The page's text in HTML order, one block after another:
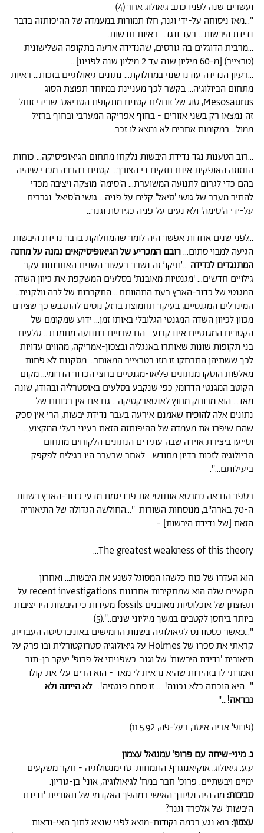
ועשרים שנה לפניו כתב גיאולוג אחר:(4)
"...מאז ניסוחה על-ידי וגנר, חלו תמורות במעמדה של ההיפותזה בדבר
נדידת היבשות... בעד ונגד... ראיות חדשות...
...מרבית הדוגלים בה גורסים, שהנדידה ארעה בתקופה השלישונית
(טרצייר) [מ-60 מיליון שנה עד 2 מיליון שנה לפנינו]...
...רעיון הנדידה עודנו שנוי במחלוקת... נתונים גיאולוגיים בזכות... ראיות
מתחום הביולוגיה... בקשר לכך מעניינת במיוחד תפוצת הסוג
Mesosaurus, סוג של זוחלים קטנים מתקופת הטריאס. שרידי זוחל
זה נמצאו רק בשני אזורים - בחוף אפריקה המערבי ובחוף ברזיל
ממול... במקומות אחרים לא נמצא לו זכר...
...רוב הטענות נגד נדידת היבשות נלקחו מתחום הגיאופיסיקה... כוחות
התזוזה האופקית אינם חזקים די הצורך... קטנים בהרבה מכדי שיהיה
בהם כדי לגרום לתנועה המשוערת... ה'סימה' מוצקה ויציבה מכדי
להתיר מעבר של גושי 'סיאל' קלים על פניה... גושי ה'סיאל' נגררים
על-ידי ה'סימה' ולא נעים על פניה כגירסת וגנר...
...לפני שנים אחדות אפשר היה לומר שהמחלוקת בדבר נדידת היבשות
הגיעה למבוי סתום...רובם המכריע של הגיאופיסיקאים נמנה על מחנה
המתנגדים לנדידה...׳תיקו׳ זה נשבר בעשור השנים האחרונות עקב
גילויים חדשים... 'מגנטיות מאובנת' בסלעים המשקפת את כיוון השדה
המגנטי של כדור-הארץ בעת התהוותם... התקררות של לבה וולקנית...
המינרלים המגנטיים, בעיקר תחמוצת ברזל, נוטים להתגבש כך שצירם
מכוון לכיוון השדה המגנטי הגלובלי באותו זמן... ידוע שמקומם של
הקטבים המגנטיים אינו קבוע... הם שרויים בתנועה מתמדת... סלעים
בני תקופות שונות שאותרו באנגליה ובצפון-אמריקה, מהווים עדויות
לכך ששתיהן התרחקו זו מזו בטרצייר המאוחר... מסקנות לא פחות
מאלפות הוסקו מנתונים פליאו-מגנטיים בחצי הכדור הדרומי... מקום
הקוטב המגנטי הדרומי, כפי שנקבע בסלעים באוסטרליה ובהודו, שונה
מאד... הוא מרוחק מחוץ לאנטארקטיקה... גם אם אין בכוחם של
נתונים אלהלהוכיח שאמנם אירעה בעבר נדידת יבשות, הרי אין ספק
שהם שיפרו את מעמדה של ההיפותזה הזאת בעיני בעלי המקצוע...
וסייעו ביצירת אוירה שבה עתידים הנתונים הלקוחים מתחום
הביולוגיה לזכות בדיון מחודש... לאחר שבעבר היו רגילים לפקפק
ביעילותם...".
בספר הנראה כמבטא אותנטי את פרדיגמת מדעי כדור-הארץ בשנות
ה-70 בארה"ב, מנוסחות השורות: "...החולשה הגדולה של התיאוריה
הזאת [של נדידת היבשות] -
The greatest weakness of this theory...
הוא העדרו של כוח כלשהו המסוגל לשנע את היבשות... ואחרון
הקשיים שלה הוא שמחקירות אחרונות recent investigations על
תפוצתן של אוכלוסיות מאובנים fossils מעידות כי היבשות היו יציבות
ביותר ביחסן לקטבים במשך מיליוני שנים..".(5)
"...כאשר כסטודנט לגיאולוגיה בשנות החמישים באוניברסיטה העברית,
קראתי את ספרו של Holmes על גיאולוגיה סטרוקטורלית ובו פרק על
תיאורית 'נדידת היבשות' של וגנר. כשפניתי אל פרופ' יעקב בן-תור
ואמרתי לו בזהירות שהיא נראית לי מאד - הוא הרים עלי את קולו:
"...היא הוכחה כלא נכונה! ... זו סתם פנטזיה!...לא הייתה ולא
נבראה!..."
(פרופ' אריה איסר, בעל-פה, 11.5.92)
ג. מיני-שיחה עם פרופ' עמנואל עצמון
ע.ע. גיאולוג. אוקיאנוגרף. התמחות: סדימנטולוגיה - חקר משקעים
ימיים ויבשתיים. פרופ' חבר במח' לגיאולוגיה, אוני' בן-גוריון.
סביבות:מה היה נסיונך האישי במהפך האקדמי של תאוריית 'נדידת
היבשות' של אלפרד וגנר?
עצמון:בוא נגע בכמה נקודות-מוצא לפני שנצא לתוך האי-ודאות